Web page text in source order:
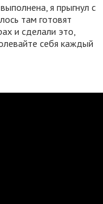
я прыгнул с
там готовят
и сделали это,
себя каждый